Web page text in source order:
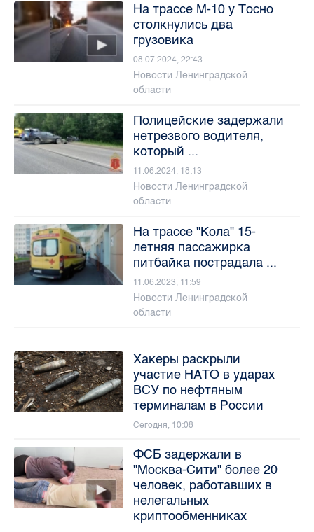
На трассе М-10 у Тосно
столкнулись два
грузовика
08.07.2024, 22:43
Новости Ленинградской
области
Полицейские задержали
нетрезвого водителя,
который ...
11.06.2024, 18:13
Новости Ленинградской
области
На трассе "Кола" 15-
летняя пассажирка
питбайка пострадала ...
11.06.2023, 11:59
Новости Ленинградской
области
Хакеры раскрыли
участие НАТО в ударах
ВСУ по нефтяным
терминалам в России
Сегодня, 10:08
ФСБ задержали в
"Москва-Сити" более 20
человек, работавших в
нелегальных
криптообменниках